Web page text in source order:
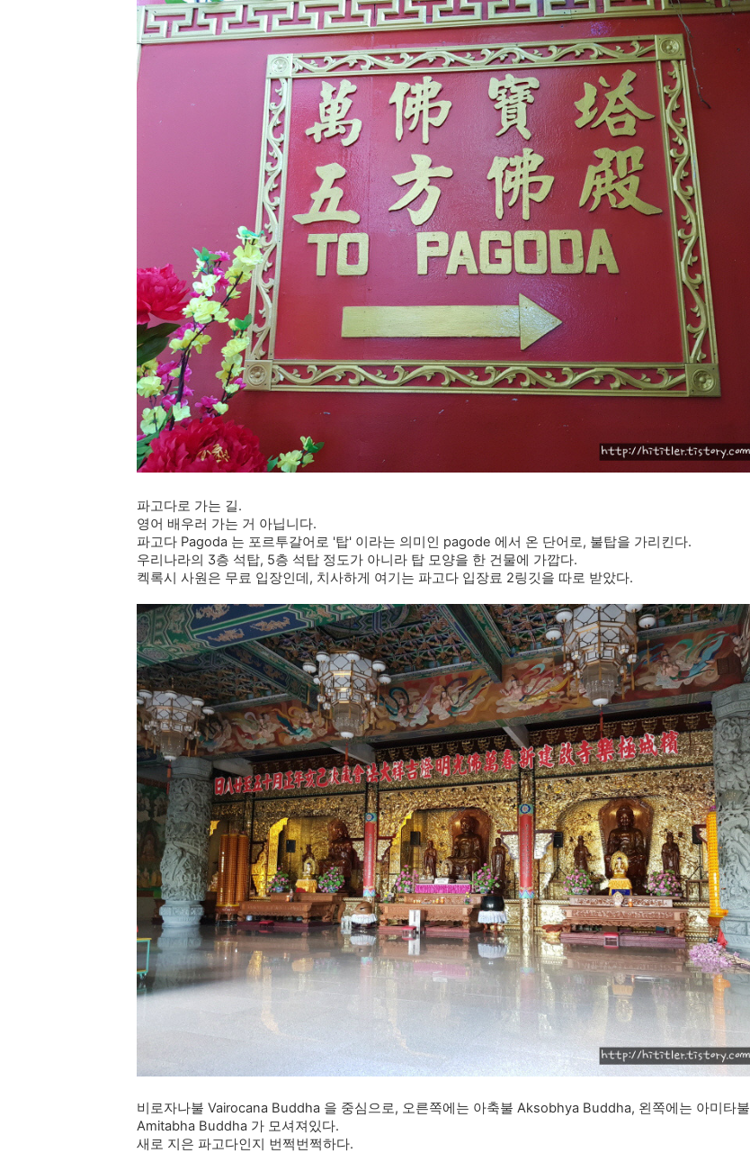
파고다로 가는 길.
영어 배우러 가는 거 아닙니다.
파고다 Pagoda 는 포르투갈어로 '탑' 이라는 의미인 pagode 에서 온 단어로, 불탑을 가리킨다.
우리나라의 3층 석탑, 5층 석탑 정도가 아니라 탑 모양을 한 건물에 가깝다.
켁록시 사원은 무료 입장인데, 치사하게 여기는 파고다 입장료 2링깃을 따로 받았다.
비로자나불 Vairocana Buddha 을 중심으로, 오른쪽에는 아축불 Aksobhya Buddha, 왼쪽에는 아미타불
Amitabha Buddha 가 모셔져있다.
새로 지은 파고다인지 번쩍번쩍하다.